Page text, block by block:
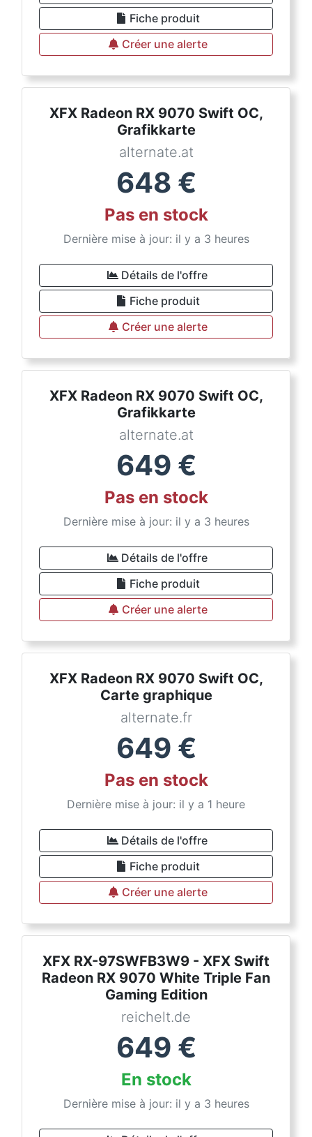
Fiche produit
Créer une alerte
XFX Radeon RX 9070 Swift OC,
Grafikkarte
alternate.at
648 €
Pas en stock
Dernière mise à jour: il y a 3 heures
Détails de l'offre
Fiche produit
Créer une alerte
XFX Radeon RX 9070 Swift OC,
Grafikkarte
alternate.at
649 €
Pas en stock
Dernière mise à jour: il y a 3 heures
Détails de l'offre
Fiche produit
Créer une alerte
XFX Radeon RX 9070 Swift OC,
Carte graphique
alternate.fr
649 €
Pas en stock
Dernière mise à jour: il y a 1 heure
Détails de l'offre
Fiche produit
Créer une alerte
XFX RX-97SWFB3W9 - XFX Swift
Radeon RX 9070 White Triple Fan
Gaming Edition
reichelt.de
649 €
En stock
Dernière mise à jour: il y a 3 heures